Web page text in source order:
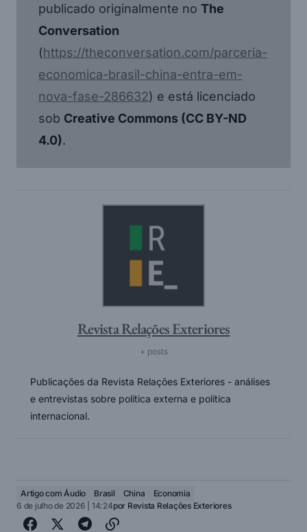
publicado originalmente no The
Conversation
(https://theconversation.com/parceria-
economica-brasil-china-entra-em-
nova-fase-286632) e está licenciado
sob Creative Commons (CC BY-ND
4.0).
Revista Relações Exteriores
+ posts
Publicações da Revista Relações Exteriores - análises
e entrevistas sobre política externa e política
internacional.
Artigo com Áudio Brasil China
Economia
6 de julho de 2026 | 14:24por Revista Relações Exteriores